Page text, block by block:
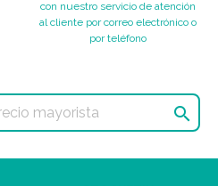
con nuestro servicio de atención
al cliente por correo electrónico o
por teléfono
